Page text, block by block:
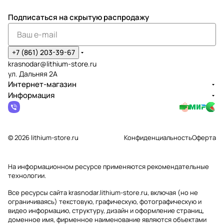
Подписаться на скрытую распродажу
+7 (861) 203-39-67
krasnodar@lithium-store.ru
ул. Дальняя 2А
Интернет-магазин
Информация
© 2026 lithium-store.ru КонфиденциальностьОферта
На информационном ресурсе применяютсярекомендательные
технологии.
Все ресурсы сайта krasnodar.lithium-store.ru, включая (но не
ограничиваясь) текстовую, графическую, фотографическую и
видео информацию, структуру, дизайн и оформление страниц,
доменное имя, фирменное наименование являются объектами